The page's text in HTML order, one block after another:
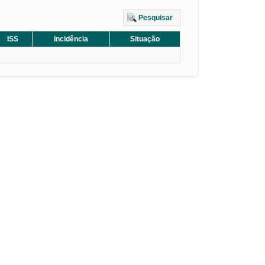
Pesquisar
ISS Incidência
Situação